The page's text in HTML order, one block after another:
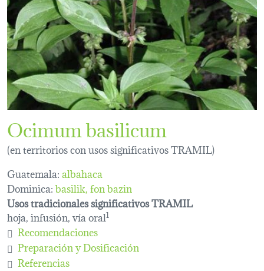
Ocimum basilicum
(en territorios con usos significativos TRAMIL)
Guatemala:albahaca
Dominica:basilik fon bazin
Usos tradicionales significativos TRAMIL
hoja, infusión, vía oral1
Recomendaciones
Preparación y Dosificación
Referencias